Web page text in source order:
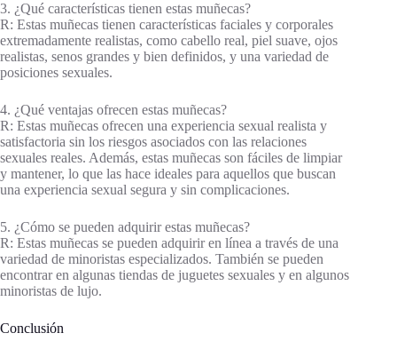
3. ¿Qué características tienen estas muñecas?
R: Estas muñecas tienen características faciales y corporales
extremadamente realistas, como cabello real, piel suave, ojos
realistas, senos grandes y bien definidos, y una variedad de
posiciones sexuales.
4. ¿Qué ventajas ofrecen estas muñecas?
R: Estas muñecas ofrecen una experiencia sexual realista y
satisfactoria sin los riesgos asociados con las relaciones
sexuales reales. Además, estas muñecas son fáciles de limpiar
y mantener, lo que las hace ideales para aquellos que buscan
una experiencia sexual segura y sin complicaciones.
5. ¿Cómo se pueden adquirir estas muñecas?
R: Estas muñecas se pueden adquirir en línea a través de una
variedad de minoristas especializados. También se pueden
encontrar en algunas tiendas de juguetes sexuales y en algunos
minoristas de lujo.
Conclusión